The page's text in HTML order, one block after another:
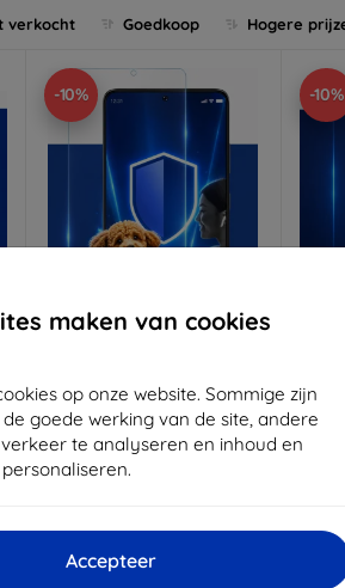
maken van cookies
op onze website. Sommige zijn
goede werking van de site, andere
te analyseren en inhoud en
Accepteer
verkocht Goedkoop Hogere
-10%
coupon
3mk Pure Matt
beschermglas
Op maat gemaakt
€ 12,51
-10%